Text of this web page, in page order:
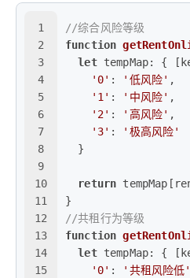
1
2
3
4
5
6
7
8
9
10
11
12
13
14
15
//综合风险等级
function
let tempMap: { [
'0' : '低风险' ,
'1' : '中风险' ,
'2' : '高风险' ,
'3' :
'极高风险'
  }
return
}
//共租行为等级
function
let tempMap: { [
'0' : '共租风险低'